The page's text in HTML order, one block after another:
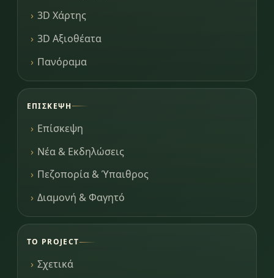
3D Χάρτης
3D Αξιοθέατα
Πανόραμα
ΕΠΊΣΚΕΨΗ
Επίσκεψη
Νέα & Εκδηλώσεις
Πεζοπορία & Ύπαιθρος
Διαμονή & Φαγητό
ΤΟ PROJECT
Σχετικά